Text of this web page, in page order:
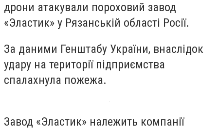
дрони атакували пороховий завод
«Эластик» у Рязанській області Росії.
За даними Генштабу України, внаслідок
удару на території підприємства
спалахнула пожежа.
Завод «Эластик» належить компанії